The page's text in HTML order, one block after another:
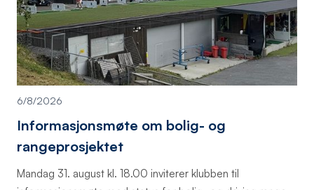
6/8/2026
Informasjonsmøte om bolig- og
rangeprosjektet
Mandag 31. august kl. 18.00 inviterer klubben til